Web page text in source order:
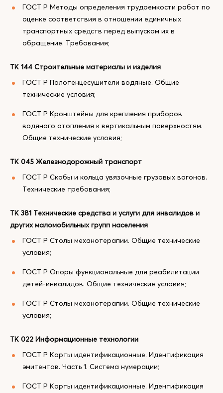
ГОСТ Р Методы определения трудоемкости работ по
оценке соответствия в отношении единичных
транспортных средств перед выпуском их в
обращение. Требования;
ТК 144 Строительные материалы и изделия
ГОСТ Р Полотенцесушители водяные. Общие
технические условия;
ГОСТ Р Кронштейны для крепления приборов
водяного отопления к вертикальным поверхностям.
Общие технические условия;
ТК 045 Железнодорожный транспорт
ГОСТ Р Скобы и кольца увязочные грузовых вагонов.
Технические требования;
ТК 381 Технические средства и услуги для инвалидов и
других маломобильных групп населения
ГОСТ Р Столы механотерапии. Общие технические
условия;
ГОСТ Р Опоры функциональные для реабилитации
детей-инвалидов. Общие технические условия;
ГОСТ Р Столы механотерапии. Общие технические
условия;
ТК 022 Информационные технологии
ГОСТ Р Карты идентификационные. Идентификация
эмитентов. Часть 1. Система нумерации;
ГОСТ Р Карты идентификационные. Идентификация